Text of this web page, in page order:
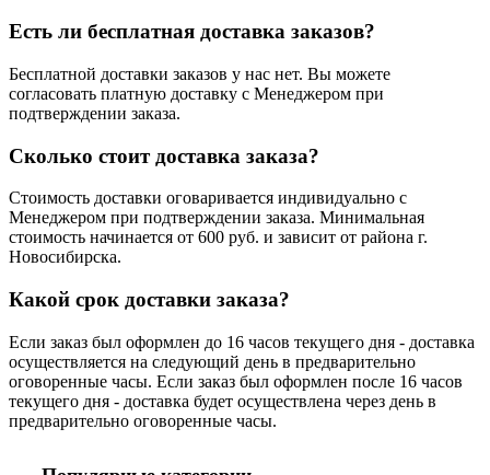
Есть ли бесплатная доставка заказов?
Бесплатной доставки заказов у нас нет. Вы можете
согласовать платную доставку с Менеджером при
подтверждении заказа.
Сколько стоит доставка заказа?
Стоимость доставки оговаривается индивидуально с
Менеджером при подтверждении заказа. Минимальная
стоимость начинается от 600 руб. и зависит от района г.
Новосибирска.
Какой срок доставки заказа?
Если заказ был оформлен до 16 часов текущего дня - доставка
осуществляется на следующий день в предварительно
оговоренные часы. Если заказ был оформлен после 16 часов
текущего дня - доставка будет осуществлена через день в
предварительно оговоренные часы.